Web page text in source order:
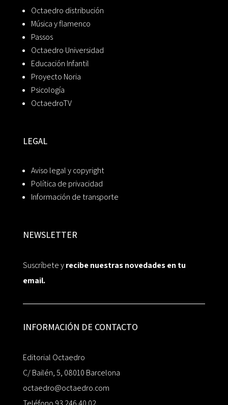
Octaedro distribución
Música y flamenco
Passos
Octaedro Universidad
Educación Infantil
Proyecto Noria
Psicología
OctaedroTV
LEGAL
Aviso legal y copyright
Política de privacidad
Información de transporte
NEWSLETTER
Suscríbete yrecibe nuestras novedades en tu
email.
INFORMACIÓN DE CONTACTO
Editorial Octaedro
C/ Bailén, 5, 08010 Barcelona
octaedro@octaedro.com